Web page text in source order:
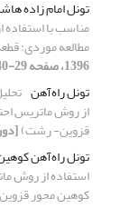
تونل امام زاده
مطالعه موردی:
1396، صفحه 29-40]
تونل راه‌آهن
از روش‌ ماتریس
قزوین- رشت)[دوره 1، شماره 4،
تونل را‌ه‌آهن
استفاده از روش‌
کوهین محور